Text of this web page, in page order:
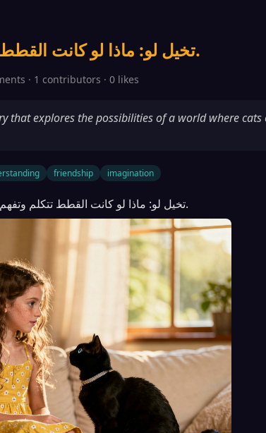
تخيل لو: ماذا لو كانت القطط تتكلم وتفهم البشر.
· 1 contributors · 0 likes
that explores the possibilities of a world where cats
friendship imagination
تخيل لو: ماذا لو كانت القطط تتكلم وتفهم البشر.